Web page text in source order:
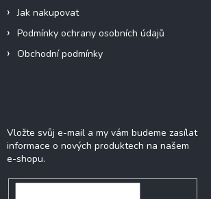
Jak nakupovat
Podmínky ochrany osobních údajů
Obchodní podmínky
Vložte svůj e-mail a my vám budeme zasílat
informace o nových produktech na našem
e-shopu.